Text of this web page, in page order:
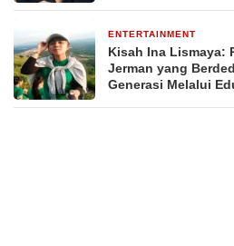
ENTERTAINMENT
Kisah Ina Lismaya:
Jerman yang
Generasi Melalui